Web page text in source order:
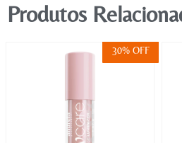
Produtos
30% OFF